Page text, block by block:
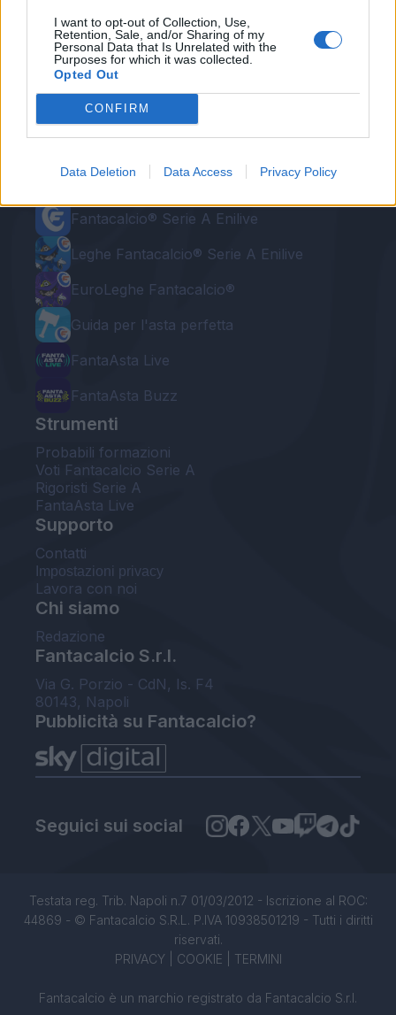
I want to opt-out of Collection, Use,
Retention, Sale, and/or Sharing of my
Personal Data that Is Unrelated with the
Purposes for which it was collected.
Opted Out
CONFIRM
Data Deletion Data Access Privacy Policy
Le nostre app
Fantacalcio® Serie A Enilive
Leghe Fantacalcio® Serie A Enilive
EuroLeghe Fantacalcio®
Guida per l'asta perfetta
FantaAsta Live
FantaAsta Buzz
Strumenti
Probabili formazioni
Voti Fantacalcio Serie A
Rigoristi Serie A
FantaAsta Live
Supporto
Contatti
Impostazioni privacy
Lavora con noi
Chi siamo
Redazione
Fantacalcio S.r.l.
Via G. Porzio - CdN, Is. F4
80143, Napoli
Pubblicità su Fantacalcio?
Seguici sui social
Testata reg. Trib. Napoli n.7 01/03/2012 - Iscrizione al ROC:
44869 - © Fantacalcio S.R.L. P.IVA 10938501219 - Tutti i diritti
riservati.
PRIVACY| COOKIE TERMINI
Fantacalcio è un marchio registrato da Fantacalcio S.r.l.